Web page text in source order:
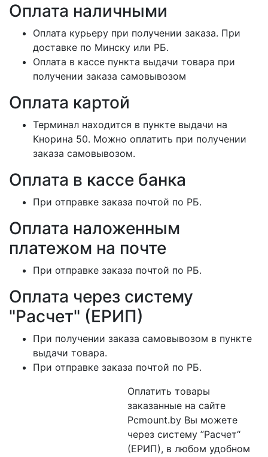
Оплата наличными
Оплата курьеру при получении заказа. При
доставке по Минску или РБ.
Оплата в кассе пункта выдачи товара при
получении заказа самовывозом
Оплата картой
Терминал находится в пункте выдачи на
Кнорина 50. Можно оплатить при получении
заказа самовывозом.
Оплата в кассе банка
При отправке заказа почтой по РБ.
Оплата наложенным
платежом на почте
При отправке заказа почтой по РБ.
Оплата через систему
"Расчет" (ЕРИП)
При получении заказа самовывозом в пункте
выдачи товара.
При отправке заказа почтой по РБ.
Оплатить товары
заказанные на сайте
Pcmount.by Вы можете
через систему ”Расчет“
(ЕРИП), в любом удобном